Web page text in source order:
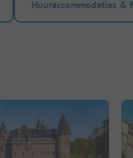
Huuraccommodaties &